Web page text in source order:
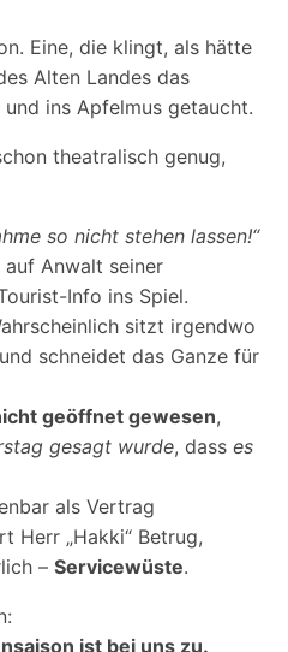
Eine, die klingt, als hätte
Alten Landes das
ins Apfelmus getaucht.
theatralisch genug,
so nicht stehen lassen!“
auf Anwalt seiner
Info ins Spiel.
sitzt irgendwo
schneidet das Ganze für
geöffnet gewesen,
gesagt wurde, dass es
als Vertrag
Herr „Hakki“ Betrug,
– Servicewüste.
ist bei uns zu.